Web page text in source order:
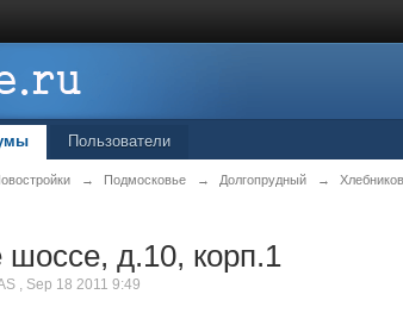
Пользователи
→ Подмосковье → Долгопрудный →
шоссе, д.10, корп.1
, Sep 18 2011 9:49